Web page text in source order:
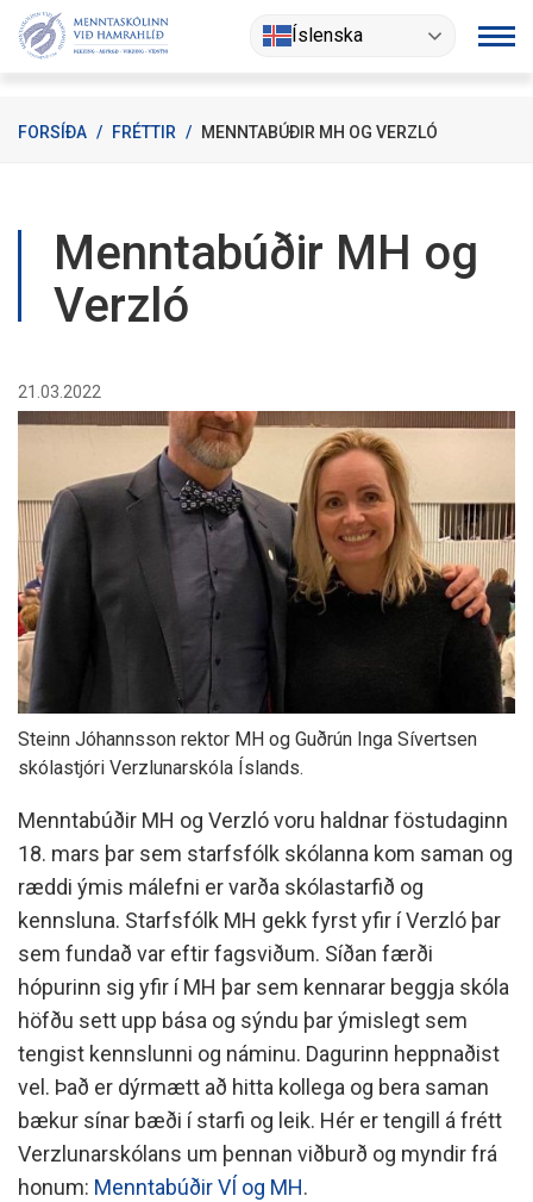
Fara
Íslenska
FORSÍÐA / FRÉTTIR / MENNTABÚÐIR MH OG VERZLÓ
Menntabúðir MH og
Verzló
21.03.2022
Steinn Jóhannsson rektor MH og Guðrún Inga Sívertsen
skólastjóri Verzlunarskóla Íslands.
Menntabúðir MH og Verzló voru haldnar föstudaginn
18. mars þar sem starfsfólk skólanna kom saman og
ræddi ýmis málefni er varða skólastarfið og
kennsluna. Starfsfólk MH gekk fyrst yfir í Verzló þar
sem fundað var eftir fagsviðum. Síðan færði
hópurinn sig yfir í MH þar sem kennarar beggja skóla
höfðu sett upp bása og sýndu þar ýmislegt sem
tengist kennslunni og náminu. Dagurinn heppnaðist
vel. Það er dýrmætt að hitta kollega og bera saman
bækur sínar bæði í starfi og leik. Hér er tengill á frétt
Verzlunarskólans um þennan viðburð og myndir frá
honum: Menntabúðir VÍ og MH.